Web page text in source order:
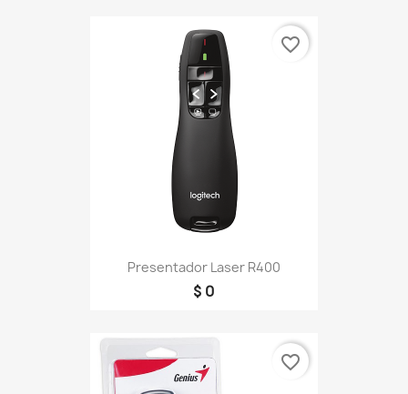
Presentador Laser R400
$ 0
favorite_border
favorite_border